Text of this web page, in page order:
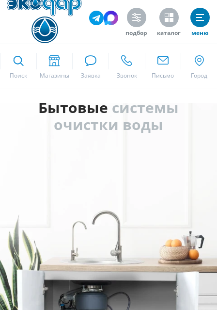
подбор каталог меню
Поиск
Бытовые системы
очистки воды